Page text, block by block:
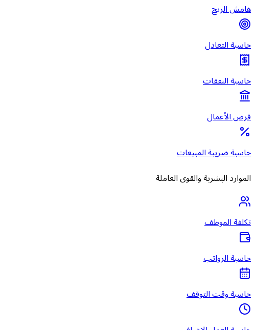
هامش الربح
حاسبة التعادل
حاسبة النفقات
قرض الأعمال
حاسبة ضريبة المبيعات
الموارد البشرية والقوى العاملة
تكلفة الموظف
حاسبة الرواتب
حاسبة وقت التوقف